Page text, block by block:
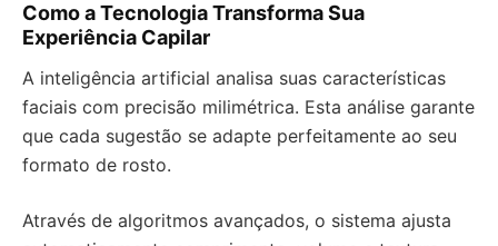
Como a Tecnologia Transforma Sua
Experiência Capilar
A inteligência artificial analisa suas características
faciais com precisão milimétrica. Esta análise garante
que cada sugestão se adapte perfeitamente ao seu
formato de rosto.
Através de algoritmos avançados, o sistema ajusta